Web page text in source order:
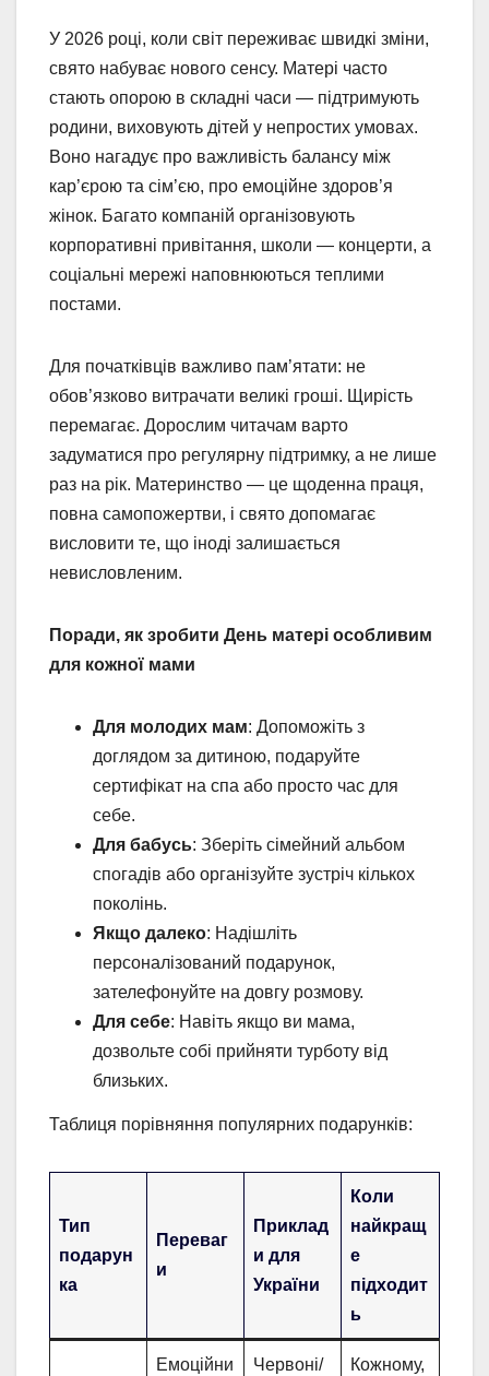
У 2026 році, коли світ переживає швидкі зміни,
свято набуває нового сенсу. Матері часто
стають опорою в складні часи — підтримують
родини, виховують дітей у непростих умовах.
Воно нагадує про важливість балансу між
кар’єрою та сім’єю, про емоційне здоров’я
жінок. Багато компаній організовують
корпоративні привітання, школи — концерти, а
соціальні мережі наповнюються теплими
постами.
Для початківців важливо пам’ятати: не
обов’язково витрачати великі гроші. Щирість
перемагає. Дорослим читачам варто
задуматися про регулярну підтримку, а не лише
раз на рік. Материнство — це щоденна праця,
повна самопожертви, і свято допомагає
висловити те, що іноді залишається
невисловленим.
Поради, як зробити День матері особливим
для кожної мами
Для молодих мам: Допоможіть з
доглядом за дитиною, подаруйте
сертифікат на спа або просто час для
себе.
Для бабусь: Зберіть сімейний альбом
спогадів або організуйте зустріч кількох
поколінь.
Якщо далеко: Надішліть
персоналізований подарунок,
зателефонуйте на довгу розмову.
Для себе: Навіть якщо ви мама,
дозвольте собі прийняти турботу від
близьких.
Таблиця порівняння популярних подарунків:
Тип
подарун
ка
Переваг
и
Приклад
и для
України
Коли
найкращ
е
підходит
ь
Емоційни
Червоні/
Кожному,